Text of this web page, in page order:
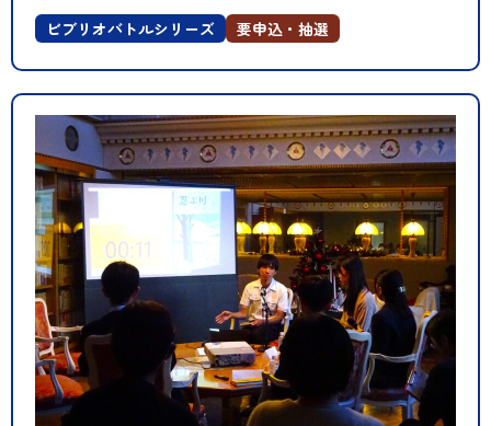
ビブリオバトルシリーズ 要申込・抽選